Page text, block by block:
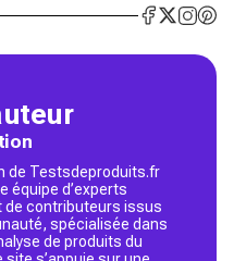
de Testsdeproduits.fr
équipe d’experts
de contributeurs issus
spécialisée dans
de produits du